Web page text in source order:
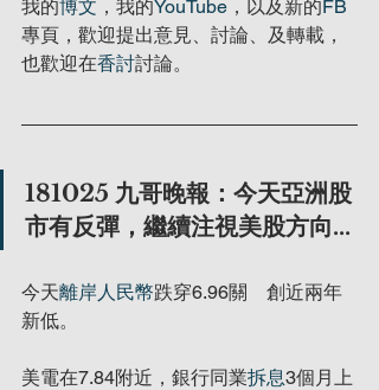
我的博文 ，我的YouTube ，以及新的FB
專頁，歡迎提出意見、討論、及轉載，
也歡迎在香討討論。
181025 九哥晚報：今天亞洲股
市有反彈，繼續注視美股方向...
今天離岸人民幣跌穿6.96關　創近兩年
新低。
美電在7.84附近，銀行同業拆息3個月上